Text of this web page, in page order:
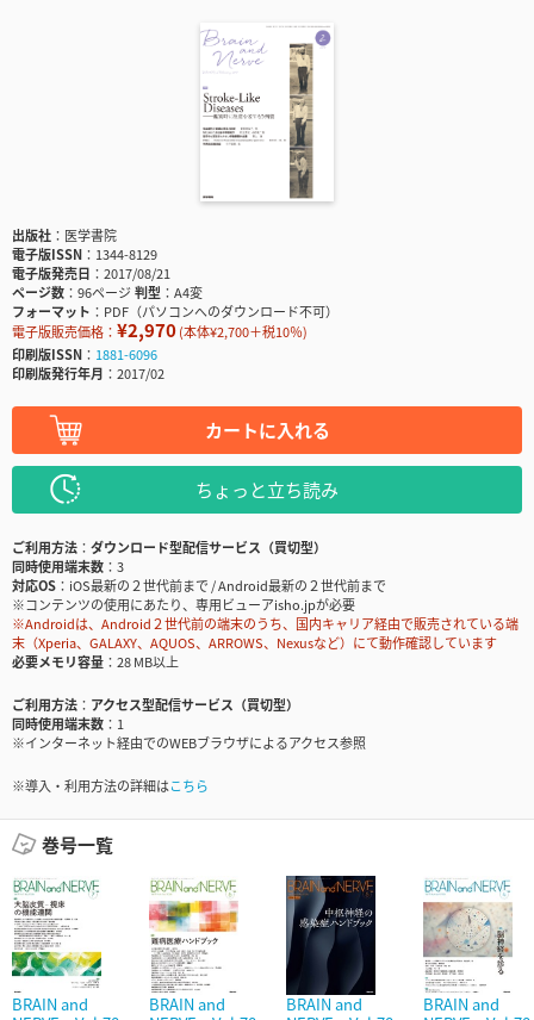
出版社
医学書院
電子版ISSN
1344-8129
電子版発売日
2017/08/21
ページ数
96ページ判型
A4変
フォーマット
PDF（パソコンへのダウンロード不可）
電子版販売価格： ¥2,970(本体¥2,700＋税10％)
印刷版ISSN
1881-6096
印刷版発行年月
2017/02
カートに入れる
ちょっと立ち読み
ご利用方法
ダウンロード型配信サービス（買切型）
同時使用端末数
3
対応OS
iOS最新の２世代前まで / Android最新の２世代前まで
※コンテンツの使用にあたり、専用ビューアisho.jpが必要
※Androidは、Android２世代前の端末のうち、国内キャリア経由で販売されている端
末（Xperia、GALAXY、AQUOS、ARROWS、Nexusなど）にて動作確認しています
必要メモリ容量
28 MB以上
ご利用方法
アクセス型配信サービス（買切型）
同時使用端末数
1
※インターネット経由でのWEBブラウザによるアクセス参照
※導入・利用方法の詳細はこちら
巻号一覧
BRAIN and
BRAIN and
BRAIN and
BRAIN and